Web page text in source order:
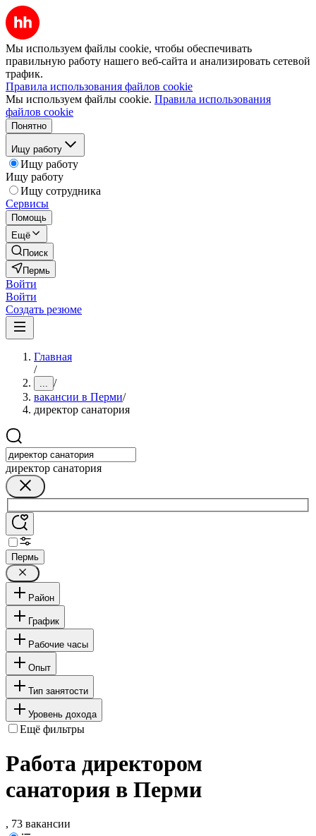
Мы используем файлы cookie, чтобы обеспечивать
правильную работу нашего веб-сайта и анализировать сетевой
трафик.
Правила использования файлов cookie
Мы используем файлы cookie. Правила использования
файлов cookie
Понятно
Ищу работу
Ищу работу
Ищу работу
Ищу сотрудника
Сервисы
Помощь
Ещё
Поиск
Пермь
Войти
Войти
Создать резюме
Главная
/
... /
вакансии в Перми/
директор санатория
директор санатория
Пермь
Район
График
Рабочие часы
Опыт
Тип занятости
Уровень дохода
Ещё фильтры
Работа директором
санатория в Перми
, 73 вакансии